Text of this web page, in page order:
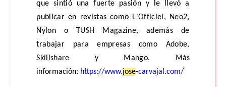
que sintió una fuerte pasión y le llevó a
publicar en revistas como L'Officiel, Neo2,
Nylon o TUSH Magazine, además de
trabajar para empresas como Adobe,
Skillshare y Mango.
Más
información: https://www.jose-carvajal.com/